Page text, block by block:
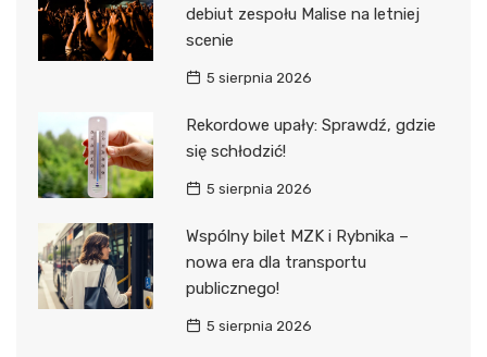
debiut zespołu Malise na letniej
scenie
5 sierpnia 2026
Rekordowe upały: Sprawdź, gdzie
się schłodzić!
5 sierpnia 2026
Wspólny bilet MZK i Rybnika –
nowa era dla transportu
publicznego!
5 sierpnia 2026